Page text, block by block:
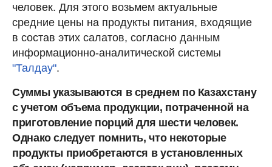
человек. Для этого возьмем актуальные
средние цены на продукты питания, входящие
в состав этих салатов, согласно данным
информационно-аналитической системы
"Талдау".
Суммы указываются в среднем по Казахстану
с учетом объема продукции, потраченной на
приготовление порций для шести человек.
Однако следует помнить, что некоторые
продукты приобретаются в установленных